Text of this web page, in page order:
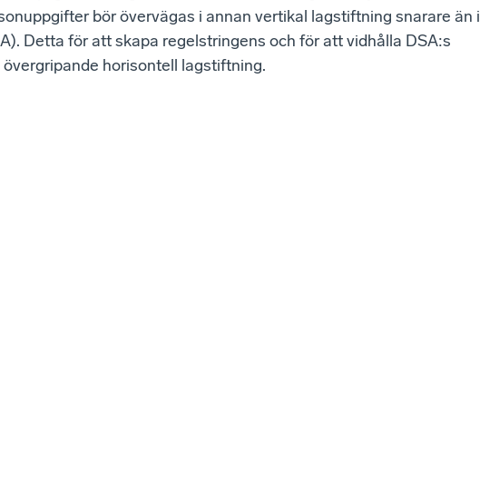
bör övervägas i annan vertikal lagstiftning snarare än i
Detta för att skapa regelstringens och för att vidhålla DSA:s
horisontell lagstiftning.